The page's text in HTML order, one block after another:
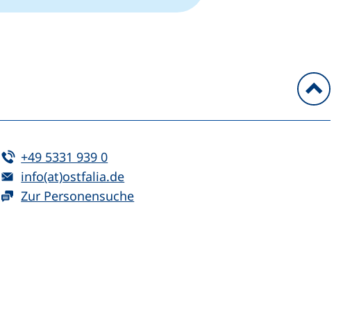
Tel:
+49 5331 939 0(startet einen Telefonanruf, wenn Ihr
E-Mail:
info(at)ostfalia.de(öffnet Ihr E-Mail-Programm)
Zur Personensuche